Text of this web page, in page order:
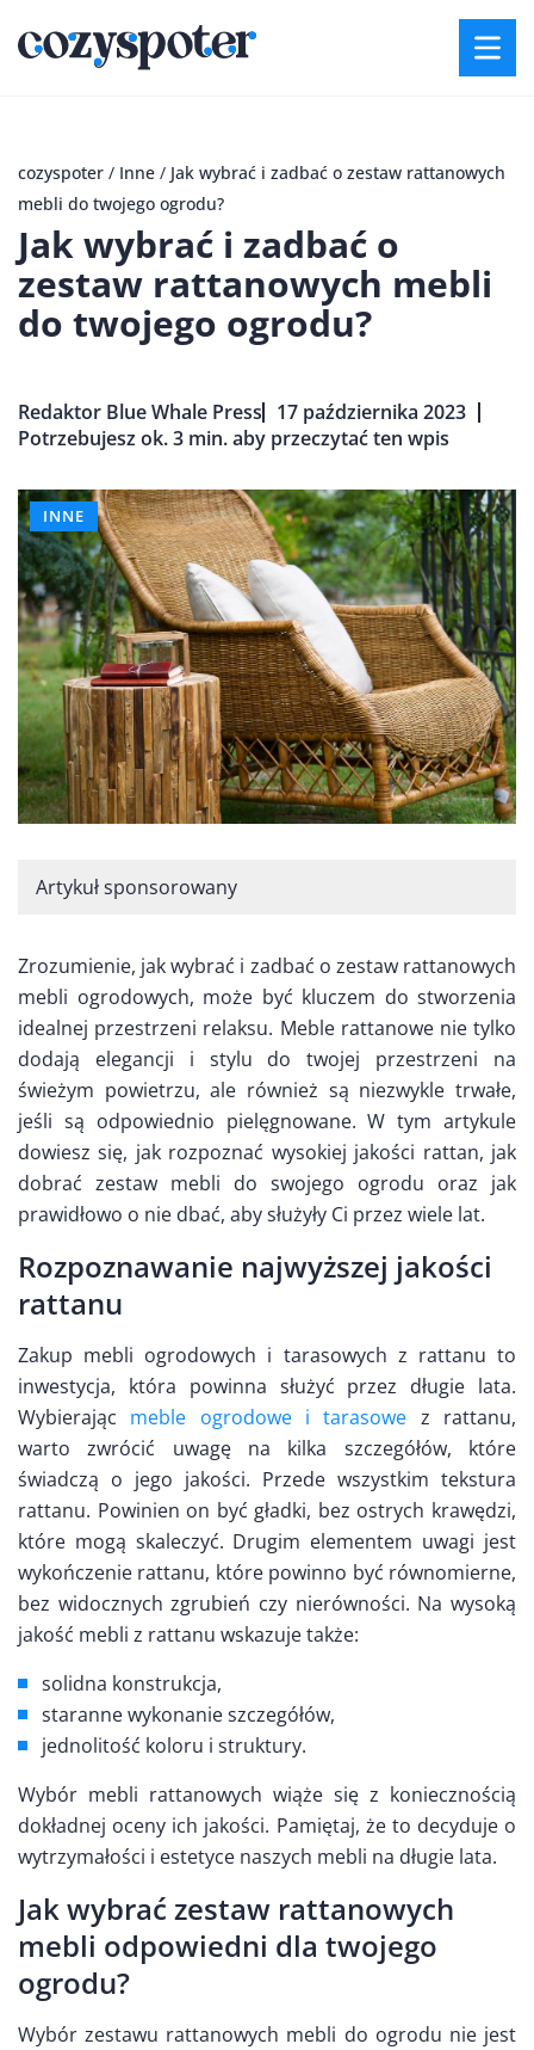
cozyspoter / Inne / Jak wybrać i zadbać o zestaw rattanowych
mebli do twojego ogrodu?
Jak wybrać i zadbać o
zestaw rattanowych mebli
do twojego ogrodu?
Redaktor Blue Whale Press
17 października 2023
Potrzebujesz ok. 3 min. aby przeczytać ten wpis
INNE
Artykuł sponsorowany
Zrozumienie, jak wybrać i zadbać o zestaw rattanowych
mebli ogrodowych, może być kluczem do stworzenia
idealnej przestrzeni relaksu. Meble rattanowe nie tylko
dodają elegancji i stylu do twojej przestrzeni na
świeżym powietrzu, ale również są niezwykle trwałe,
jeśli są odpowiednio pielęgnowane. W tym artykule
dowiesz się, jak rozpoznać wysokiej jakości rattan, jak
dobrać zestaw mebli do swojego ogrodu oraz jak
prawidłowo o nie dbać, aby służyły Ci przez wiele lat.
Rozpoznawanie najwyższej jakości
rattanu
Zakup mebli ogrodowych i tarasowych z rattanu to
inwestycja, która powinna służyć przez długie lata.
Wybierając meble ogrodowe i tarasowe z rattanu,
warto zwrócić uwagę na kilka szczegółów, które
świadczą o jego jakości. Przede wszystkim tekstura
rattanu. Powinien on być gładki, bez ostrych krawędzi,
które mogą skaleczyć. Drugim elementem uwagi jest
wykończenie rattanu, które powinno być równomierne,
bez widocznych zgrubień czy nierówności. Na wysoką
jakość mebli z rattanu wskazuje także:
solidna konstrukcja,
staranne wykonanie szczegółów,
jednolitość koloru i struktury.
Wybór mebli rattanowych wiąże się z koniecznością
dokładnej oceny ich jakości. Pamiętaj, że to decyduje o
wytrzymałości i estetyce naszych mebli na długie lata.
Jak wybrać zestaw rattanowych
mebli odpowiedni dla twojego
ogrodu?
Wybór zestawu rattanowych mebli do ogrodu nie jest